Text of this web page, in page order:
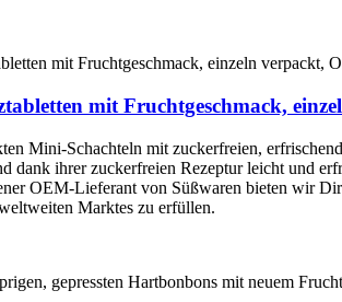
mit Fruchtgeschmack,
Mini-Schachteln mit zuckerfreien,
dank ihrer zuckerfreien Rezeptur leicht und
OEM-Lieferant von Süßwaren bieten wir
Marktes zu erfüllen.